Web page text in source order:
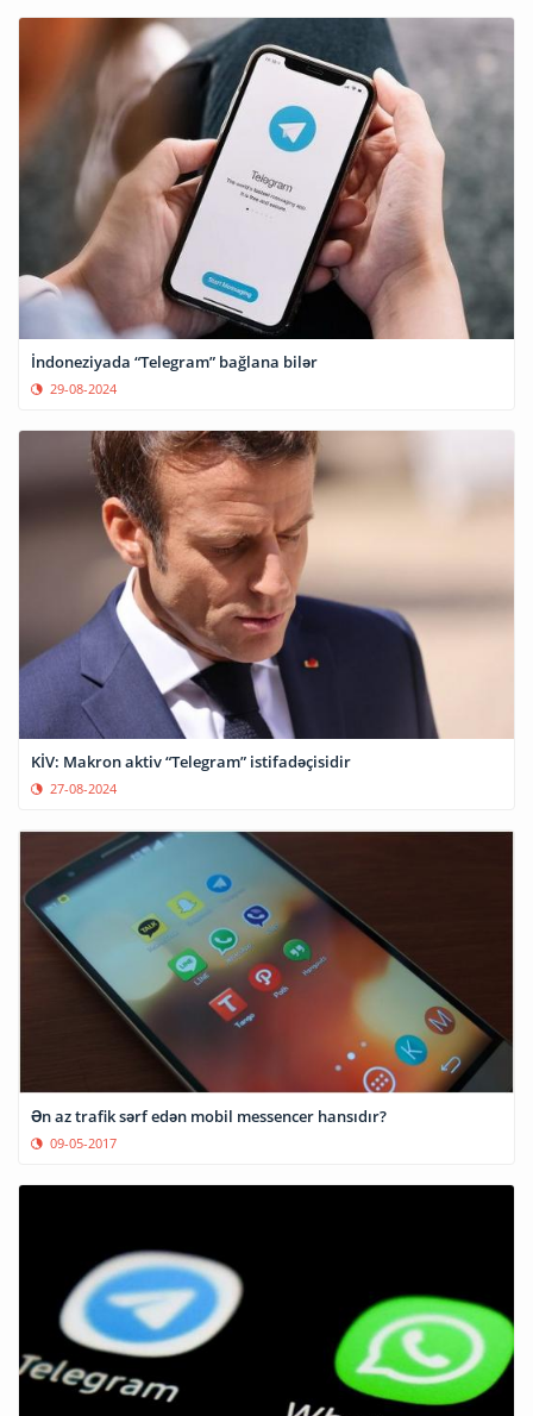
İndoneziyada “Telegram” bağlana bilər
29-08-2024
KİV: Makron aktiv “Telegram” istifadəçisidir
27-08-2024
Ən az trafik sərf edən mobil messencer hansıdır?
09-05-2017